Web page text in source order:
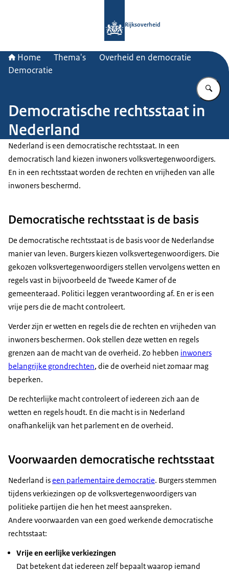
Rijksoverheid
Home Thema's
Overheid en democratie
Democratie
Democratische rechtsstaat in
Nederland
Nederland is een democratische rechtsstaat. In een
democratisch land kiezen inwoners volksvertegenwoordigers.
En in een rechtsstaat worden de rechten en vrijheden van alle
inwoners beschermd.
Democratische rechtsstaat is de basis
De democratische rechtsstaat is de basis voor de Nederlandse
manier van leven. Burgers kiezen volksvertegenwoordigers. Die
gekozen volksvertegenwoordigers stellen vervolgens wetten en
regels vast in bijvoorbeeld de Tweede Kamer of de
gemeenteraad. Politici leggen verantwoording af. En er is een
vrije pers die de macht controleert.
Verder zijn er wetten en regels die de rechten en vrijheden van
inwoners beschermen. Ook stellen deze wetten en regels
grenzen aan de macht van de overheid. Zo hebben inwoners
belangrijke grondrechten, die de overheid niet zomaar mag
beperken.
De rechterlijke macht controleert of iedereen zich aan de
wetten en regels houdt. En die macht is in Nederland
onafhankelijk van het parlement en de overheid.
Voorwaarden democratische rechtsstaat
Nederland iseen parlementaire democratie. Burgers stemmen
tijdens verkiezingen op de volksvertegenwoordigers van
politieke partijen die hen het meest aanspreken.
Andere voorwaarden van een goed werkende democratische
rechtsstaat:
Vrije en eerlijke verkiezingen
Dat betekent dat iedereen zelf bepaalt waarop iemand